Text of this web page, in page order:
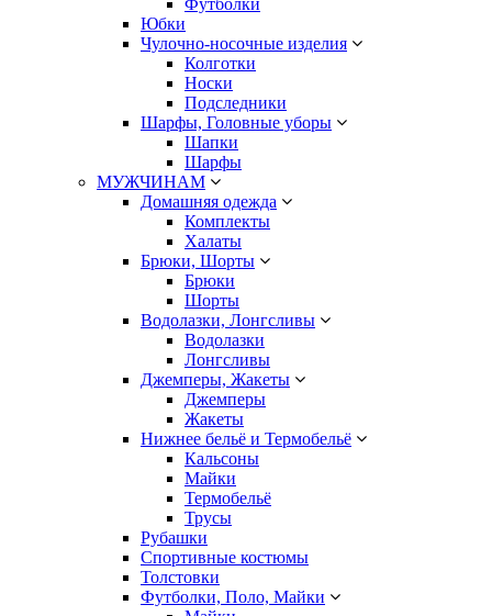
Футболки
Юбки
Чулочно-носочные изделия
Колготки
Носки
Подследники
Шарфы, Головные уборы
Шапки
Шарфы
МУЖЧИНАМ
Домашняя одежда
Комплекты
Халаты
Брюки, Шорты
Брюки
Шорты
Водолазки, Лонгсливы
Водолазки
Лонгсливы
Джемперы, Жакеты
Джемперы
Жакеты
Нижнее бельё и Термобельё
Кальсоны
Майки
Термобельё
Трусы
Рубашки
Спортивные костюмы
Толстовки
Футболки, Поло, Майки